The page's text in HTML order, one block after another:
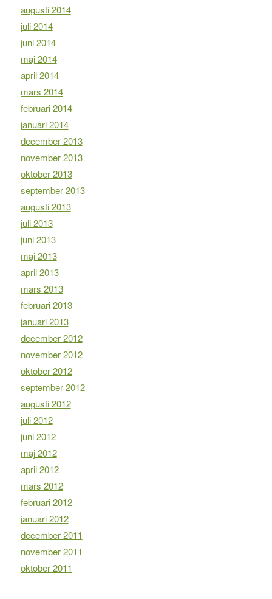
augusti 2014
juli 2014
juni 2014
maj 2014
april 2014
mars 2014
februari 2014
januari 2014
december 2013
november 2013
oktober 2013
september 2013
augusti 2013
juli 2013
juni 2013
maj 2013
april 2013
mars 2013
februari 2013
januari 2013
december 2012
november 2012
oktober 2012
september 2012
augusti 2012
juli 2012
juni 2012
maj 2012
april 2012
mars 2012
februari 2012
januari 2012
december 2011
november 2011
oktober 2011